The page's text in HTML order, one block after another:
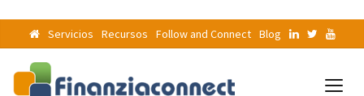
Servicios Recursos Follow and Connect Blog